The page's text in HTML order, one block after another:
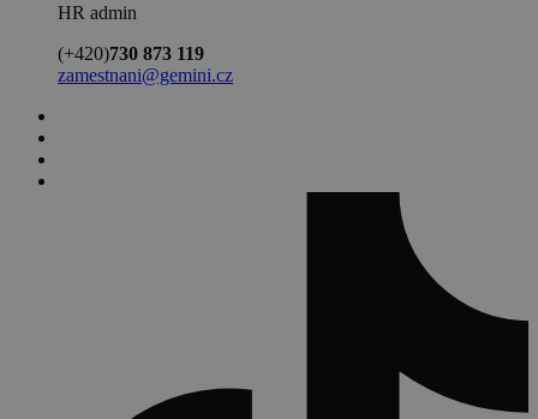
HR admin
(+420)730 873 119
zamestnani@gemini.cz